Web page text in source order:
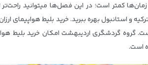
کمتر است؛ در این فصل‌ها میتوانید راحت‌تر
و استانبول بهره ببرید. خرید بلیط هواپیمای
گروه گردشگری اردیبهشت امکان خرید بلیط
است.